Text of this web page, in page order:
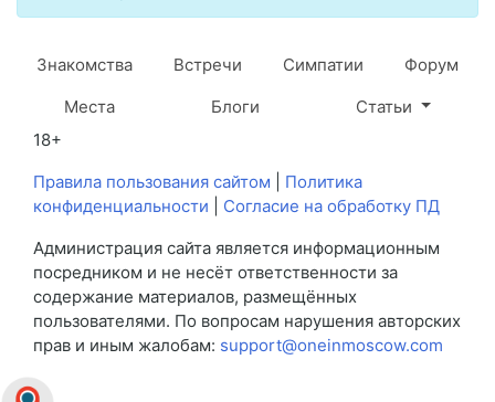
Знакомства Встречи Симпатии
Форум
Места
Блоги
Статьи
18+
Правила пользования сайтом
Политика
конфиденциальности
Согласие на обработку ПД
Администрация сайта является информационным
посредником и не несёт ответственности за
содержание материалов, размещённых
пользователями. По вопросам нарушения авторских
прав и иным жалобам: support@oneinmoscow.com